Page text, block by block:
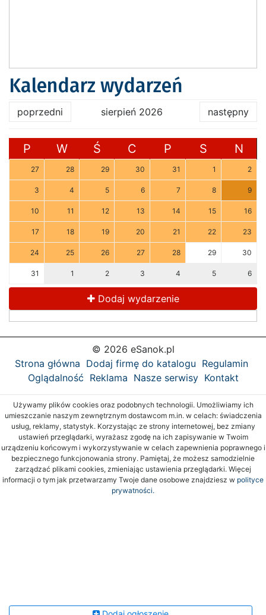
Kalendarz wydarzeń
poprzedni sierpień 2026 następny
P W Ś C P S N
27 28 29 30 31 1 2
3 4 5 6 7 8 9
10 11 12 13 14 15 16
17 18 19 20 21 22 23
24 25 26 27 28 29 30
31 1 2 3 4 5 6
Dodaj wydarzenie
© 2026 eSanok.pl
Strona główna Dodaj firmę do katalogu Regulamin
Oglądalność Reklama Nasze serwisy Kontakt
Używamy plików cookies oraz podobnych technologii. Umożliwiamy ich
umieszczanie naszym zewnętrznym dostawcom m.in. w celach: świadczenia
usług, reklamy, statystyk. Korzystając ze strony internetowej, bez zmiany
ustawień przeglądarki, wyrażasz zgodę na ich zapisywanie w Twoim
urządzeniu końcowym i wykorzystywanie w celach zapewnienia poprawnego i
bezpiecznego funkcjonowania strony. Pamiętaj, że możesz samodzielnie
zarządzać plikami cookies, zmieniając ustawienia przeglądarki. Więcej
informacji o tym jak przetwarzamy Twoje dane osobowe znajdziesz w polityce
prywatności.